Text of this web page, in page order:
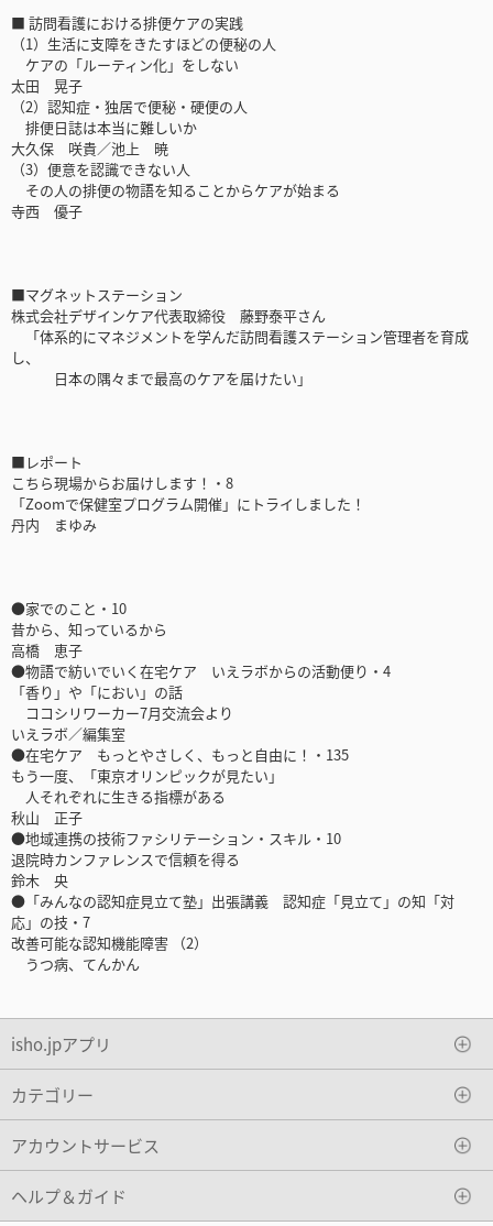
■ 訪問看護における排便ケアの実践
（1）生活に支障をきたすほどの便秘の人
ケアの「ルーティン化」をしない
太田 晃子
（2）認知症・独居で便秘・硬便の人
排便日誌は本当に難しいか
大久保 咲貴／池上 暁
（3）便意を認識できない人
その人の排便の物語を知ることからケアが始まる
寺西 優子
■マグネットステーション
株式会社デザインケア代表取締役 藤野泰平さん
「体系的にマネジメントを学んだ訪問看護ステーション管理者を育成
し、
日本の隅々まで最高のケアを届けたい」
■レポート
こちら現場からお届けします！・8
「Zoomで保健室プログラム開催」にトライしました！
丹内 まゆみ
●家でのこと・10
昔から、知っているから
高橋 恵子
●物語で紡いでいく在宅ケア いえラボからの活動便り・4
「香り」や「におい」の話
ココシリワーカー7月交流会より
いえラボ／編集室
●在宅ケア もっとやさしく、もっと自由に！・135
もう一度、「東京オリンピックが見たい」
人それぞれに生きる指標がある
秋山 正子
●地域連携の技術ファシリテーション・スキル・10
退院時カンファレンスで信頼を得る
鈴木 央
●「みんなの認知症見立て塾」出張講義 認知症「見立て」の知「対
応」の技・7
改善可能な認知機能障害 （2）
うつ病、てんかん
isho.jpアプリ
カテゴリー
アカウントサービス
ヘルプ＆ガイド